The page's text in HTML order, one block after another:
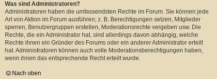
Was sind Administratoren?
Administratoren haben die umfassendsten Rechte im Forum. Sie können jede
Art von Aktion im Forum ausführen; z. B. Berechtigungen setzen, Mitglieder
sperren, Benutzergruppen erstellen, Moderationsrechte vergeben usw. Die
Rechte, die ein Administrator hat, sind allerdings davon abhängig, welche
Rechte ihnen ein Gründer des Forums oder ein anderer Administrator erteilt
hat. Administratoren können auch volle Moderationsberechtigungen haben,
wenn ihnen das entsprechende Recht erteilt wurde.
Nach oben